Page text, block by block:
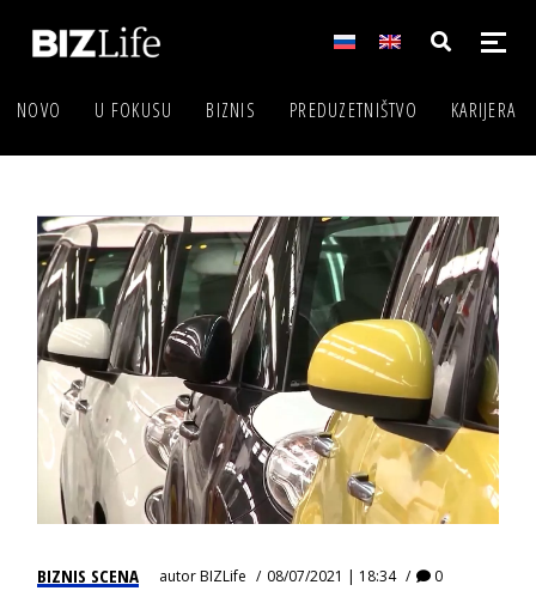
NOVO U FOKUSU BIZNIS PREDUZETNIŠTVO KARIJERA
BIZNIS SCENA autorBIZLife 08/07/2021 | 18:34 0